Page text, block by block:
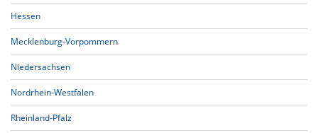
Hessen
Mecklenburg-Vorpommern
Niedersachsen
Nordrhein-Westfalen
Rheinland-Pfalz